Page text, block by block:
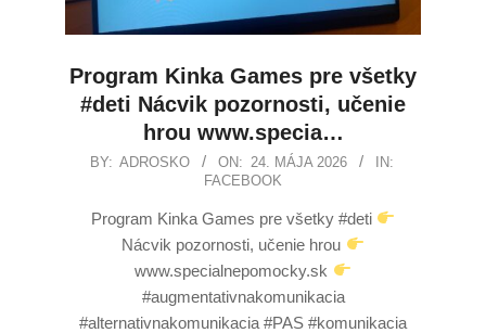
Program Kinka Games pre všetky
#deti Nácvik pozornosti, učenie
hrou www.specia…
BY: ADROSKO ON: 24. MÁJA 2026
IN:
FACEBOOK
Program Kinka Games pre všetky #deti
Nácvik pozornosti, učenie hrou
www.specialnepomocky.sk
#augmentativnakomunikacia
#alternativnakomunikacia #PAS #komunikacia